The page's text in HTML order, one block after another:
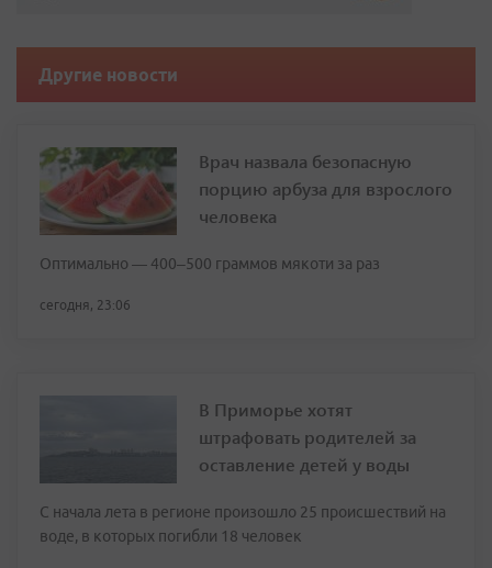
Другие новости
Врач назвала безопасную
порцию арбуза для взрослого
человека
Оптимально — 400–500 граммов мякоти за раз
сегодня, 23:06
В Приморье хотят
штрафовать родителей за
оставление детей у воды
С начала лета в регионе произошло 25 происшествий на
воде, в которых погибли 18 человек